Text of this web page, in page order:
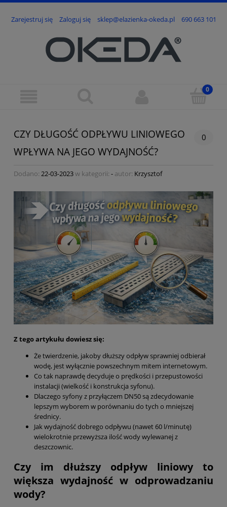
Zarejestruj się Zaloguj się sklep@elazienka-okeda.pl 690 663 101
CZY DŁUGOŚĆ ODPŁYWU LINIOWEGO
WPŁYWA NA JEGO WYDAJNOŚĆ?
0
Dodano: 22-03-2023w kategorii: -autor: Krzysztof
Z tego artykułu dowiesz się:
Że twierdzenie, jakoby dłuższy odpływ sprawniej odbierał
wodę, jest wyłącznie powszechnym mitem internetowym.
Co tak naprawdę decyduje o prędkości i przepustowości
instalacji (wielkość i konstrukcja syfonu).
Dlaczego syfony z przyłączem DN50 są zdecydowanie
lepszym wyborem w porównaniu do tych o mniejszej
średnicy.
Jak wydajność dobrego odpływu (nawet 60 l/minutę)
wielokrotnie przewyższa ilość wody wylewanej z
deszczownic.
Czy im dłuższy odpływ liniowy to
większa wydajność w odprowadzaniu
wody?